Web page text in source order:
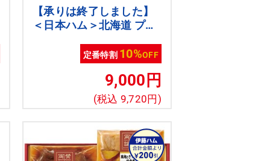
【承りは終了しました】
＜日本ハム＞北海道 プレ
定番特割 10%OFF
9,000円
(税込 9,720円)